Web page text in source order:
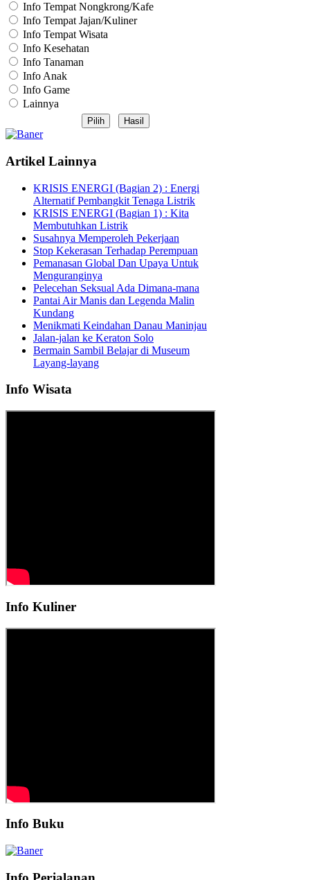
Info Tempat Nongkrong/Kafe
Info Tempat Jajan/Kuliner
Info Tempat Wisata
Info Kesehatan
Info Tanaman
Info Anak
Info Game
Lainnya
Artikel Lainnya
KRISIS ENERGI (Bagian 2) : Energi
Alternatif Pembangkit Tenaga Listrik
KRISIS ENERGI (Bagian 1) : Kita
Membutuhkan Listrik
Susahnya Memperoleh Pekerjaan
Stop Kekerasan Terhadap Perempuan
Pemanasan Global Dan Upaya Untuk
Menguranginya
Pelecehan Seksual Ada Dimana-mana
Pantai Air Manis dan Legenda Malin
Kundang
Menikmati Keindahan Danau Maninjau
Jalan-jalan ke Keraton Solo
Bermain Sambil Belajar di Museum
Layang-layang
Info Wisata
Info Kuliner
Info Buku